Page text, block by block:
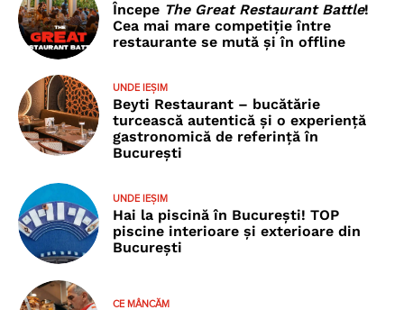
Începe The Great Restaurant Battle!
Cea mai mare competiție între
restaurante se mută și în offline
UNDE IEȘIM
Beyti Restaurant – bucătărie
turcească autentică și o experiență
gastronomică de referință în
București
UNDE IEȘIM
Hai la piscină în București! TOP
piscine interioare și exterioare din
București
CE MÂNCĂM